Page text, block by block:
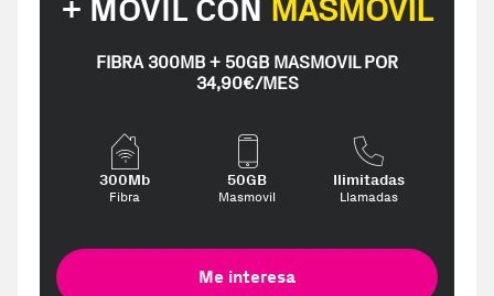
+ MÓVIL CON MASMOVIL
FIBRA 300MB + 50GB MASMOVIL POR
34,90€/MES
300Mb
Fibra
50GB
Masmovil
Ilimitadas
Llamadas
Me interesa